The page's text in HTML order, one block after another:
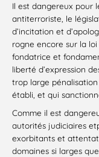
Il est dangereux pour
antiterroriste, le
d’incitation et
rogne encore sur la loi
fondatrice et
liberté d’expression
trop large pénalisation
établi, et qui
Comme il est
autorités judiciaires
exorbitants et
domaines si larges